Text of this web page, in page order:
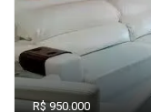
R$ 950.000